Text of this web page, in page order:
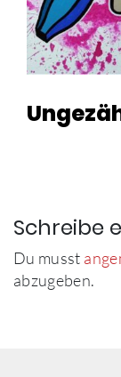
Schreibe
Du musst
abzugeben.